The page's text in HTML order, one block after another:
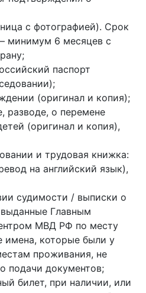
с фотографией). Срок
минимум 6 месяцев с
паспорт
(оригинал и копия);
разводе, о перемене
(оригинал и копия),
и трудовая книжка:
на английский язык),
судимости / выписки о
Главным
МВД РФ по месту
имена, которые были у
проживания, не
подачи документов;
билет, при наличии, или